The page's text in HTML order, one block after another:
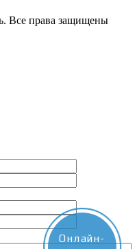
Все права защищены
Онлайн-